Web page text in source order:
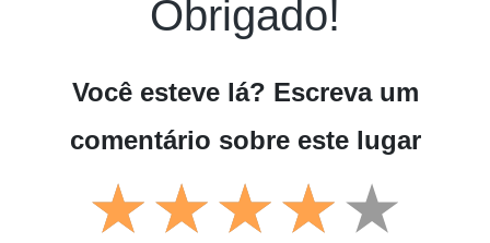
Obrigado!
Você esteve lá? Escreva um
comentário sobre este lugar